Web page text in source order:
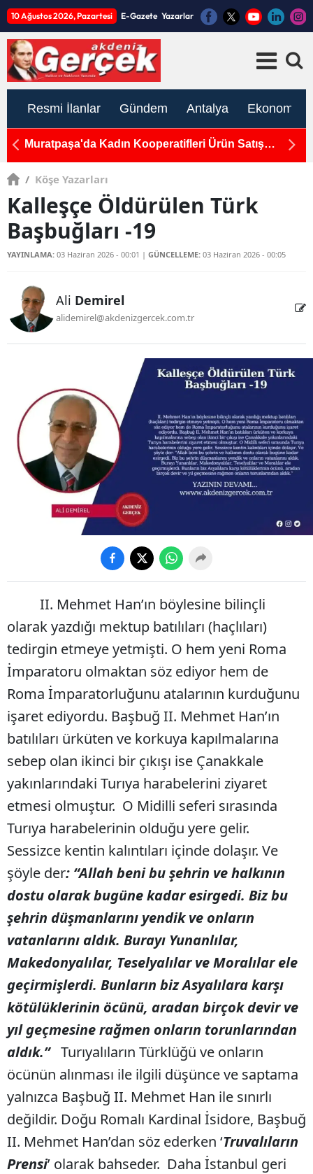
10 Ağustos 2026, Pazartesi E-Gazete Yazarlar
Resmi İlanlar Gündem Antalya Ekonomi
Muratpaşa'da Kadın Kooperatifleri Ürün Satış
/ Köşe Yazarları
Kalleşçe Öldürülen Türk
Başbuğları -19
YAYINLAMA: 03 Haziran 2026 - 00:01 | GÜNCELLEME: 03 Haziran 2026 - 00:05
Ali Demirel
alidemirel@akdenizgercek.com.tr
II. Mehmet Han’ın böylesine bilinçli
olarak yazdığı mektup batılıları (haçlıları)
tedirgin etmeye yetmişti. O hem yeni Roma
İmparatoru olmaktan söz ediyor hem de
Roma İmparatorluğunu atalarının kurduğunu
işaret ediyordu. Başbuğ II. Mehmet Han’ın
batılıları ürküten ve korkuya kapılmalarına
sebep olan ikinci bir çıkışı ise Çanakkale
yakınlarındaki Turıya harabelerini ziyaret
etmesi olmuştur. O Midilli seferi sırasında
Turıya harabelerinin olduğu yere gelir.
Sessizce kentin kalıntıları içinde dolaşır. Ve
şöyle der: “Allah beni bu şehrin ve halkının
dostu olarak bugüne kadar esirgedi. Biz bu
şehrin düşmanlarını yendik ve onların
vatanlarını aldık. Burayı Yunanlılar,
Makedonyalılar, Teselyalılar ve Moralılar ele
geçirmişlerdi. Bunların biz Asyalılara karşı
kötülüklerinin öcünü, aradan birçok devir ve
yıl geçmesine rağmen onların torunlarından
aldık.” Turıyalıların Türklüğü ve onların
öcünün alınması ile ilgili düşünce ve saptama
yalnızca Başbuğ II. Mehmet Han ile sınırlı
değildir. Doğu Romalı Kardinal İsidore, Başbuğ
II. Mehmet Han’dan söz ederken ‘Truvalıların
Prensi’ olarak bahseder. Daha İstanbul geri